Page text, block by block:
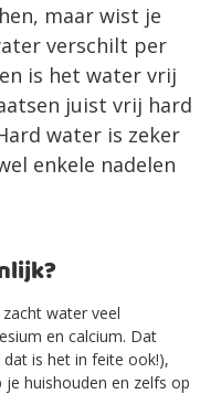
maar wist je
verschilt per
is het water vrij
juist vrij hard
water is zeker
enkele nadelen
water veel
en calcium. Dat
is het in feite ook!),
huishouden en zelfs op